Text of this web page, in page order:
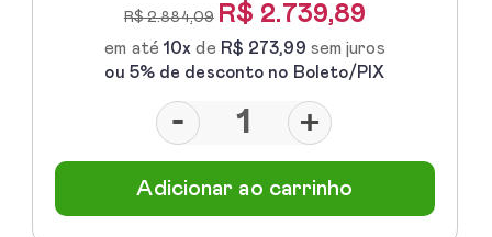
R$ 2.884,09 R$ 2.739,89
em até10x de R$ 273,99 sem juros
ou 5% de desconto no Boleto/PIX
- +
Adicionar ao carrinho